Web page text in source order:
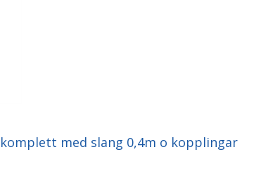
med slang 0,4m o kopplingar